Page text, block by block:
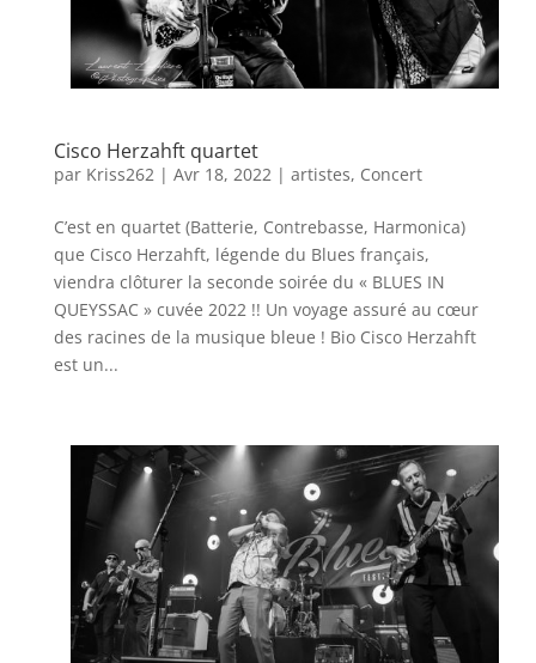
Cisco Herzahft quartet
par Kriss262 | Avr 18, 2022 | artistes, Concert
C’est en quartet (Batterie, Contrebasse, Harmonica)
que Cisco Herzahft, légende du Blues français,
viendra clôturer la seconde soirée du « BLUES IN
QUEYSSAC » cuvée 2022 !! Un voyage assuré au cœur
des racines de la musique bleue ! Bio Cisco Herzahft
est un...